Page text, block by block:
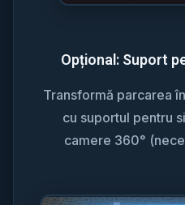
Opțional: Suport
Transformă parcarea
cu suportul pentru
camere 360°